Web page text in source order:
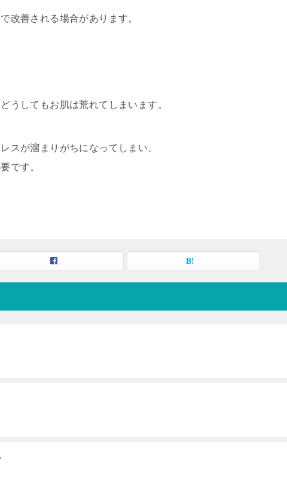
改善される場合があります。
うしてもお肌は荒れてしまいます。
スが溜まりがちになってしまい、
です。